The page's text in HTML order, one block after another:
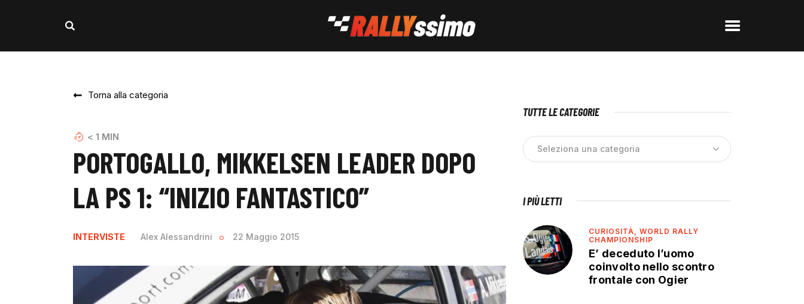
Torna alla categoria
< 1 MIN
PORTOGALLO, MIKKELSEN LEADER DOPO
LA PS 1: “INIZIO FANTASTICO”
INTERVISTE Alex Alessandrini 22 Maggio 2015
TUTTE LE CATEGORIE
I PIÙ LETTI
CURIOSITÀ,WORLD RALLY
CHAMPIONSHIP
E’ deceduto l’uomo
coinvolto nello scontro
frontale con Ogier